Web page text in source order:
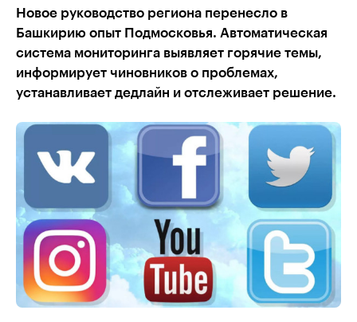
Новое руководство региона перенесло в
Башкирию опыт Подмосковья. Автоматическая
система мониторинга выявляет горячие темы,
информирует чиновников о проблемах,
устанавливает дедлайн и отслеживает решение.